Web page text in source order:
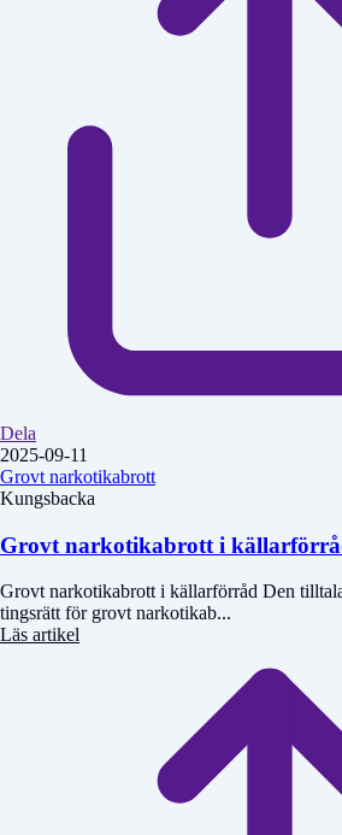
Dela
2025-09-11
Grovt narkotikabrott
Kungsbacka
Grovt narkotikabrott i
Grovt narkotikabrott i källarförråd Den
tingsrätt för grovt narkotikab...
Läs artikel